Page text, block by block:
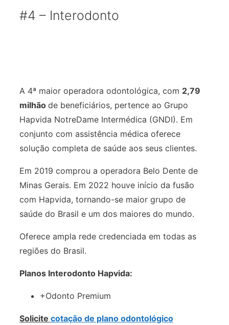
#4 – Interodonto
A 4ª maior operadora odontológica, com 2,79
milhão de beneficiários, pertence ao Grupo
Hapvida NotreDame Intermédica (GNDI). Em
conjunto com assistência médica oferece
solução completa de saúde aos seus clientes.
Em 2019 comprou a operadora Belo Dente de
Minas Gerais. Em 2022 houve início da fusão
com Hapvida, tornando-se maior grupo de
saúde do Brasil e um dos maiores do mundo.
Oferece ampla rede credenciada em todas as
regiões do Brasil.
Planos Interodonto Hapvida:
+Odonto Premium
Solicite cotação de plano odontológico